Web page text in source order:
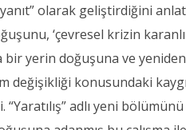
olarak geliştirdiğini
‘çevresel krizin
bir yerin doğuşuna ve
değişikliği konusundaki
adlı yeni